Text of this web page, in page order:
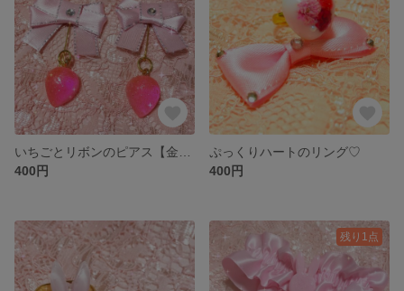
400円
ぷっくりハートのリング♡
400円
残り1点